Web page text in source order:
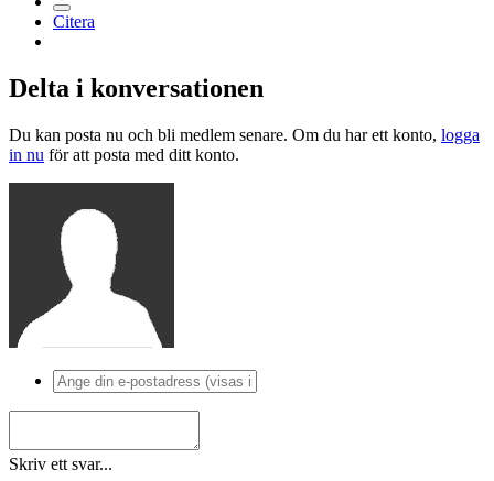
Citera
Delta i konversationen
Du kan posta nu och bli medlem senare. Om du har ett konto, logga
in nu för att posta med ditt konto.
Skriv ett svar...